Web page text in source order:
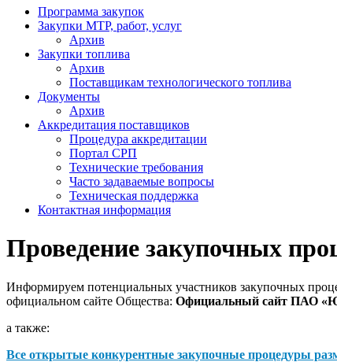
Программа закупок
Закупки МТР, работ, услуг
Архив
Закупки топлива
Архив
Поставщикам технологического топлива
Документы
Архив
Аккредитация поставщиков
Процедура аккредитации
Портал СРП
Технические требования
Часто задаваемые вопросы
Техническая поддержка
Контактная информация
Проведение закупочных
Информируем потенциальных участников закупочных
официальном сайте Общества: Официальный сайт ПАО
а также:
Все открытые конкурентные закупочные процедуры